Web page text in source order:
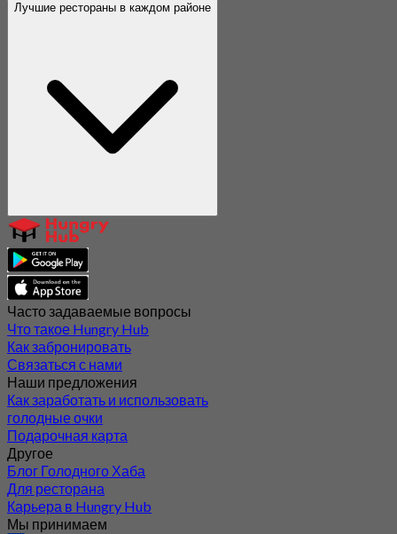
Лучшие рестораны в каждом районе
Часто задаваемые вопросы
Что такое Hungry Hub
Как забронировать
Связаться с нами
Наши предложения
Как заработать и использовать
голодные очки
Подарочная карта
Другое
Блог Голодного Хаба
Для ресторана
Карьера в Hungry Hub
Мы принимаем